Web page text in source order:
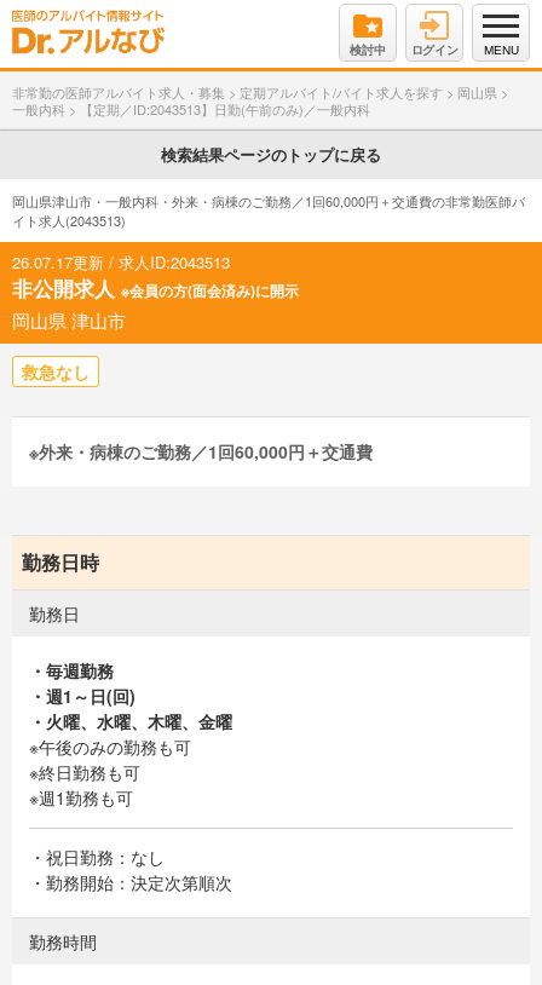
検討中 ログイン MENU
非常勤の医師アルバイト求人・募集 > 定期アルバイト/バイト求人を探す > 岡山県 >
一般内科 > 【定期／ID:2043513】日勤(午前のみ)／一般内科
検索結果ページのトップに戻る
岡山県津山市・一般内科・外来・病棟のご勤務／1回60,000円＋交通費の非常勤医師バ
イト求人(2043513)
26.07.17更新 / 求人ID:2043513
非公開求人 ※会員の方(面会済み)に開示
岡山県 津山市
救急なし
※外来・病棟のご勤務／1回60,000円＋交通費
勤務日時
勤務日
・毎週勤務
・週1～日(回)
・火曜、水曜、木曜、金曜
※午後のみの勤務も可
※終日勤務も可
※週1勤務も可
・祝日勤務：なし
・勤務開始：決定次第順次
勤務時間